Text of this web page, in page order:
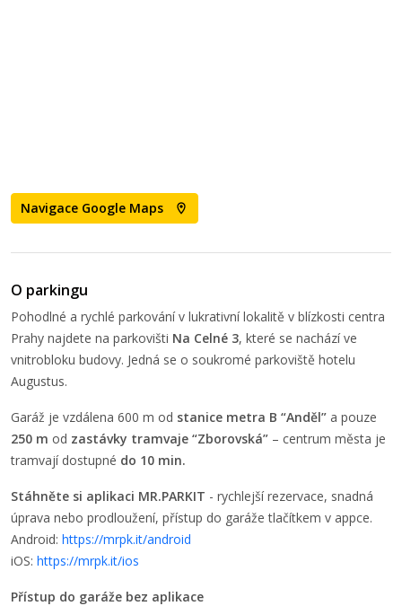
Navigace Google Maps
O parkingu
Pohodlné a rychlé parkování v lukrativní lokalitě v blízkosti centra
Prahy najdete na parkovišti Na Celné 3, které se nachází ve
vnitrobloku budovy. Jedná se o soukromé parkoviště hotelu
Augustus.
Garáž je vzdálena 600 m od stanice metra B “Anděl” a pouze
250 m od zastávky tramvaje “Zborovská” –⁠ centrum města je
tramvají dostupné do 10 min.
Stáhněte si aplikaci MR.PARKIT - rychlejší rezervace, snadná
úprava nebo prodloužení, přístup do garáže tlačítkem v appce.
Android: https://mrpk.it/android
iOS: https://mrpk.it/ios
Přístup do garáže bez aplikace